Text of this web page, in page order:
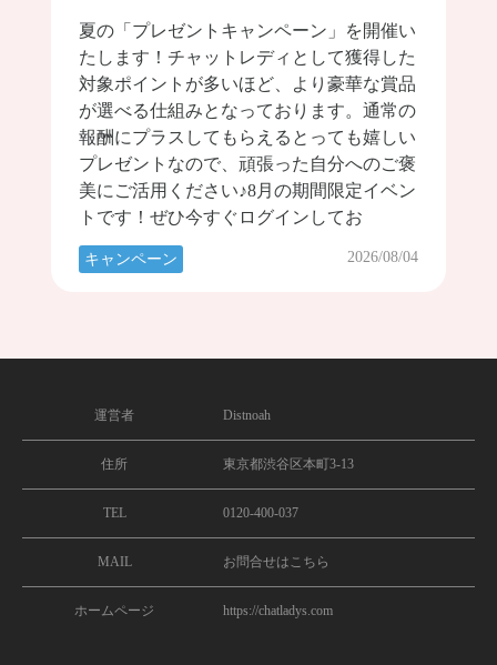
夏の「プレゼントキャンペーン」を開催い
たします！チャットレディとして獲得した
対象ポイントが多いほど、より豪華な賞品
が選べる仕組みとなっております。通常の
報酬にプラスしてもらえるとっても嬉しい
プレゼントなので、頑張った自分へのご褒
美にご活用ください♪8月の期間限定イベン
トです！ぜひ今すぐログインしてお
キャンペーン 2026/08/04
運営者 Distnoah
住所 東京都渋谷区本町3-13
TEL 0120-400-037
MAIL お問合せはこちら
ホームページ https://chatladys.com